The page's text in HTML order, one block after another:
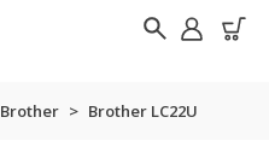
Brother Brother LC22U